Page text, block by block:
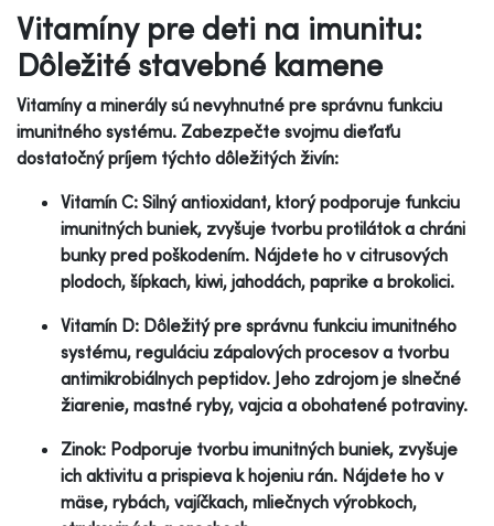
Vitamíny pre deti na imunitu:
Dôležité stavebné kamene
Vitamíny a minerály sú nevyhnutné pre správnu funkciu
imunitného systému. Zabezpečte svojmu dieťaťu
dostatočný príjem týchto dôležitých živín:
Vitamín C: Silný antioxidant, ktorý podporuje funkciu
imunitných buniek, zvyšuje tvorbu protilátok a chráni
bunky pred poškodením. Nájdete ho v citrusových
plodoch, šípkach, kiwi, jahodách, paprike a brokolici.
Vitamín D: Dôležitý pre správnu funkciu imunitného
systému, reguláciu zápalových procesov a tvorbu
antimikrobiálnych peptidov. Jeho zdrojom je slnečné
žiarenie, mastné ryby, vajcia a obohatené potraviny.
Zinok: Podporuje tvorbu imunitných buniek, zvyšuje
ich aktivitu a prispieva k hojeniu rán. Nájdete ho v
mäse, rybách, vajíčkach, mliečnych výrobkoch,